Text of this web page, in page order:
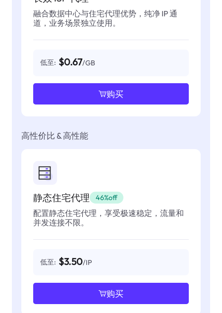
融合数据中心与住宅代理优势，纯净 IP 通
道，业务场景独立使用。
低至: $0.67/GB
购买
高性价比 & 高性能
静态住宅代理 46%off
配置静态住宅代理，享受极速稳定，流量和
并发连接不限。
低至: $3.50/IP
购买